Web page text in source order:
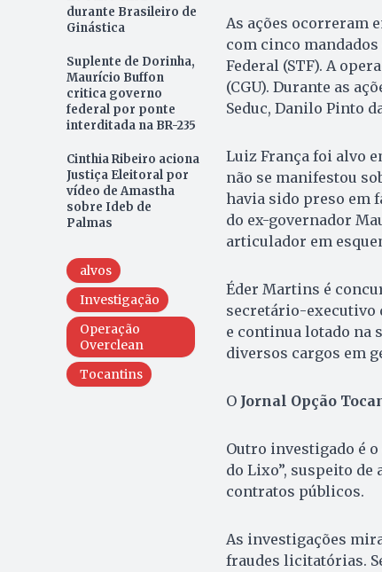
durante Brasileiro de
Ginástica
Suplente de Dorinha,
Maurício Buffon
critica governo
federal por ponte
interditada na BR-235
Cinthia Ribeiro aciona
Justiça Eleitoral por
vídeo de Amastha
sobre Ideb de
Palmas
alvos
Investigação
Operação
Overclean
Tocantins
As ações ocorreram
com cinco
Federal (STF). A
(CGU). Durante as
Seduc, Danilo Pinto
Luiz França foi alvo
não se manifestou
havia sido preso em
do ex-governador
articulador em
Éder Martins é
secretário-executivo
e continua lotado na
diversos cargos em
OJornal Opção
Outro investigado é
do Lixo”, suspeito
contratos públicos.
As investigações
fraudes licitatórias.